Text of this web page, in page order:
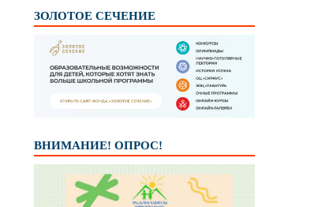
ЗОЛОТОЕ СЕЧЕНИЕ
ВНИМАНИЕ! ОПРОС!